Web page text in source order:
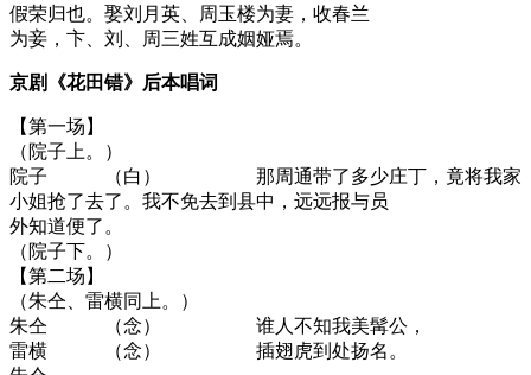
假荣归也。娶刘月英、周玉楼为妻，收春兰
为妾，卞、刘、周三姓互成姻娅焉。
京剧《花田错》后本唱词
【第一场】
（院子上。）
院子 （白） 那周通带了多少庄丁，竟将我家
小姐抢了去了。我不免去到县中，远远报与员
外知道便了。
（院子下。）
【第二场】
（朱仝、雷横同上。）
朱仝 （念） 谁人不知我美髯公，
雷横 （念） 插翅虎到处扬名。